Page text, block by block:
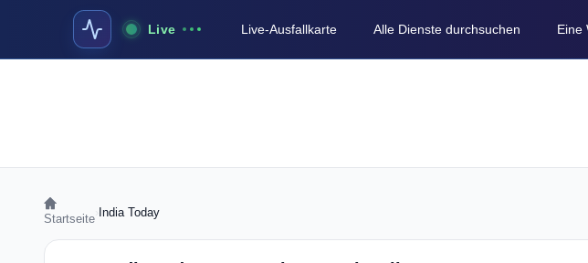
Live Live-Ausfallkarte Alle Dienste durchsuchen Eine
Startseite India Today